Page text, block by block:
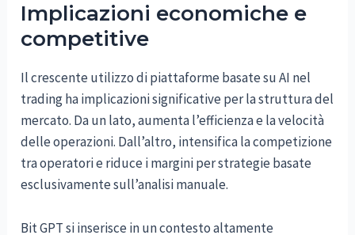
Implicazioni economiche e
competitive
Il crescente utilizzo di piattaforme basate su AI nel
trading ha implicazioni significative per la struttura del
mercato. Da un lato, aumenta l’efficienza e la velocità
delle operazioni. Dall’altro, intensifica la competizione
tra operatori e riduce i margini per strategie basate
esclusivamente sull’analisi manuale.
Bit GPT si inserisce in un contesto altamente